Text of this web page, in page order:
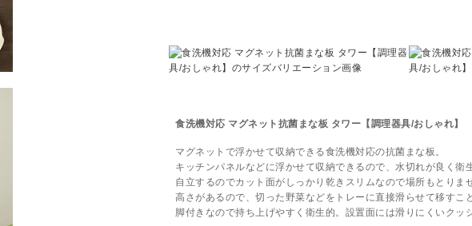
食洗機対応 マグネット抗菌まな板 タワー【調理器具/おしゃれ】
マグネットで浮かせて収納できる食洗機対応の抗菌まな板。
キッチンパネルなどに浮かせて収納できるので、水切れが良く衛生
自立するのでカット面がしっかり乾きスリムなので場所もとりませ
高さがあるので、切った野菜などをトレーに直接滑らせて移すこ
脚付きなので持ち上げやすく衛生的。設置面には滑りにくいクッ